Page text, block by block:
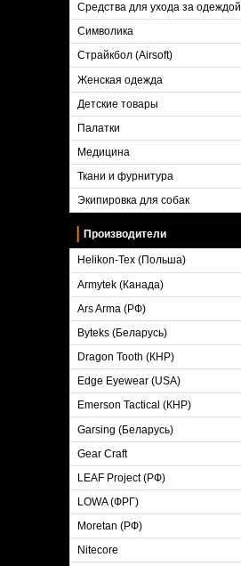
Средства для ухода за одеждой
Символика
Страйкбол (Airsoft)
Женская одежда
Детские товары
Палатки
Медицина
Ткани и фурнитура
Экипировка для собак
Производители
Helikon-Tex (Польша)
Armytek (Канада)
Ars Arma (РФ)
Byteks (Беларусь)
Dragon Tooth (КНР)
Edge Eyewear (USA)
Emerson Tactical (КНР)
Garsing (Беларусь)
Gear Craft
LEAF Project (РФ)
LOWA (ФРГ)
Moretan (РФ)
Nitecore